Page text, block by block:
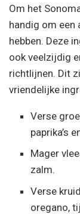
Om het
handig om een
hebben. Deze
ook veelzijdig
richtlijnen. Dit
vriendelijke
Verse
paprika’s
Mager
zalm.
Verse
oregano,